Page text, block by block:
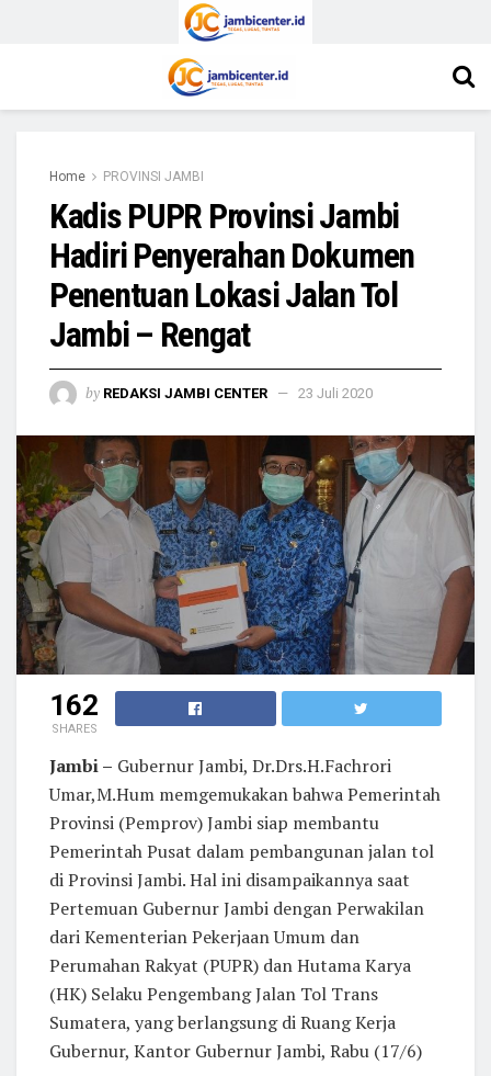
Home PROVINSI JAMBI
Kadis PUPR Provinsi Jambi
Hadiri Penyerahan Dokumen
Penentuan Lokasi Jalan Tol
Jambi – Rengat
by REDAKSI JAMBI CENTER 23 Juli 2020
162
SHARES
Jambi – Gubernur Jambi, Dr.Drs.H.Fachrori
Umar,M.Hum memgemukakan bahwa Pemerintah
Provinsi (Pemprov) Jambi siap membantu
Pemerintah Pusat dalam pembangunan jalan tol
di Provinsi Jambi. Hal ini disampaikannya saat
Pertemuan Gubernur Jambi dengan Perwakilan
dari Kementerian Pekerjaan Umum dan
Perumahan Rakyat (PUPR) dan Hutama Karya
(HK) Selaku Pengembang Jalan Tol Trans
Sumatera, yang berlangsung di Ruang Kerja
Gubernur, Kantor Gubernur Jambi, Rabu (17/6)